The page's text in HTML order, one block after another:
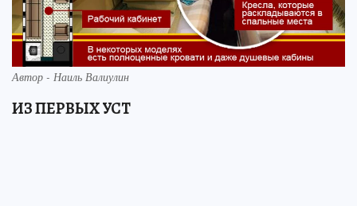
Автор - Наиль Валиулин
ИЗ ПЕРВЫХ УСТ